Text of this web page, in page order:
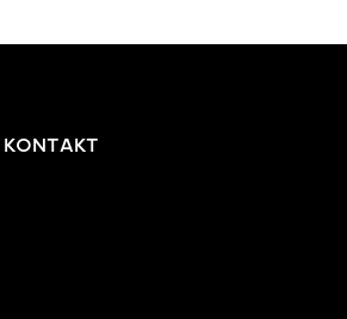
KONTAKT